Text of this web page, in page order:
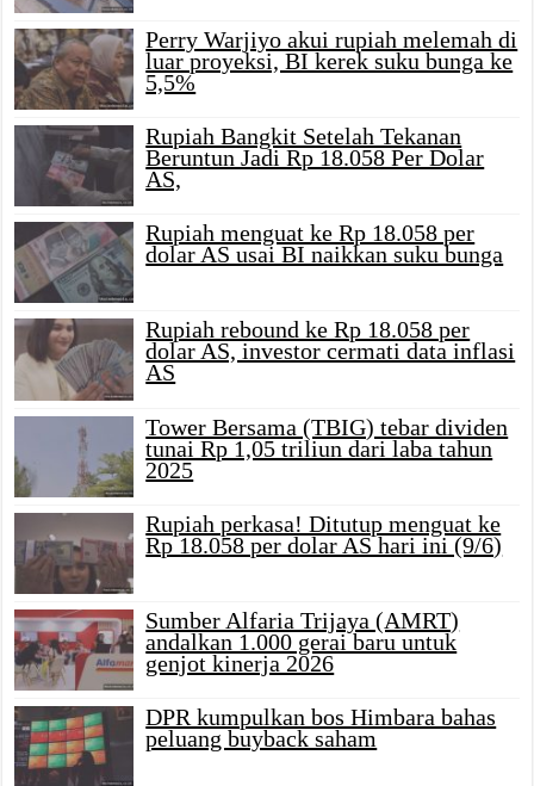
Perry Warjiyo akui rupiah melemah di
luar proyeksi, BI kerek suku bunga ke
5,5%
Rupiah Bangkit Setelah Tekanan
Beruntun Jadi Rp 18.058 Per Dolar
AS,
Rupiah menguat ke Rp 18.058 per
dolar AS usai BI naikkan suku bunga
Rupiah rebound ke Rp 18.058 per
dolar AS, investor cermati data inflasi
AS
Tower Bersama (TBIG) tebar dividen
tunai Rp 1,05 triliun dari laba tahun
2025
Rupiah perkasa! Ditutup menguat ke
Rp 18.058 per dolar AS hari ini (9/6)
Sumber Alfaria Trijaya (AMRT)
andalkan 1.000 gerai baru untuk
genjot kinerja 2026
DPR kumpulkan bos Himbara bahas
peluang buyback saham